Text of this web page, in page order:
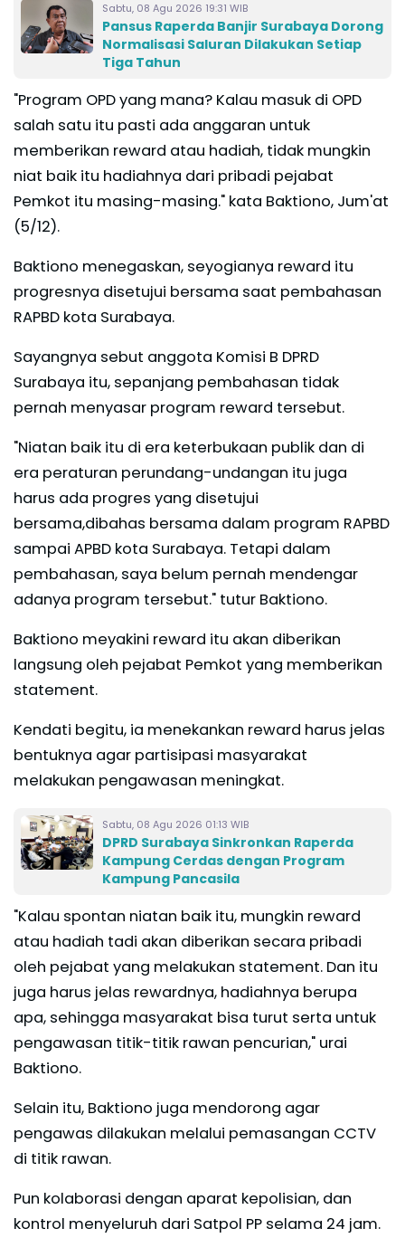
Sabtu, 08 Agu 2026 19:31 WIB
Pansus Raperda Banjir Surabaya Dorong
Normalisasi Saluran Dilakukan Setiap
Tiga Tahun
"Program OPD yang mana? Kalau masuk di OPD
salah satu itu pasti ada anggaran untuk
memberikan reward atau hadiah, tidak mungkin
niat baik itu hadiahnya dari pribadi pejabat
Pemkot itu masing-masing." kata Baktiono, Jum'at
(5/12).
Baktiono menegaskan, seyogianya reward itu
progresnya disetujui bersama saat pembahasan
RAPBD kota Surabaya.
Sayangnya sebut anggota Komisi B DPRD
Surabaya itu, sepanjang pembahasan tidak
pernah menyasar program reward tersebut.
"Niatan baik itu di era keterbukaan publik dan di
era peraturan perundang-undangan itu juga
harus ada progres yang disetujui
bersama,dibahas bersama dalam program RAPBD
sampai APBD kota Surabaya. Tetapi dalam
pembahasan, saya belum pernah mendengar
adanya program tersebut." tutur Baktiono.
Baktiono meyakini reward itu akan diberikan
langsung oleh pejabat Pemkot yang memberikan
statement.
Kendati begitu, ia menekankan reward harus jelas
bentuknya agar partisipasi masyarakat
melakukan pengawasan meningkat.
Sabtu, 08 Agu 2026 01:13 WIB
DPRD Surabaya Sinkronkan Raperda
Kampung Cerdas dengan Program
Kampung Pancasila
"Kalau spontan niatan baik itu, mungkin reward
atau hadiah tadi akan diberikan secara pribadi
oleh pejabat yang melakukan statement. Dan itu
juga harus jelas rewardnya, hadiahnya berupa
apa, sehingga masyarakat bisa turut serta untuk
pengawasan titik-titik rawan pencurian," urai
Baktiono.
Selain itu, Baktiono juga mendorong agar
pengawas dilakukan melalui pemasangan CCTV
di titik rawan.
Pun kolaborasi dengan aparat kepolisian, dan
kontrol menyeluruh dari Satpol PP selama 24 jam.